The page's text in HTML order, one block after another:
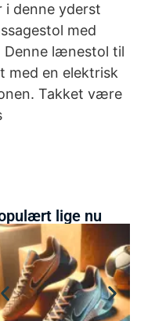
denne yderst
med
lænestol til
med en elektrisk
Takket være
lige nu